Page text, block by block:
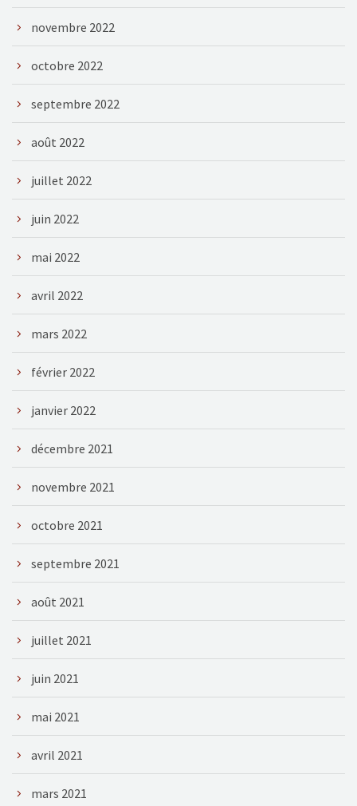
novembre 2022
octobre 2022
septembre 2022
août 2022
juillet 2022
juin 2022
mai 2022
avril 2022
mars 2022
février 2022
janvier 2022
décembre 2021
novembre 2021
octobre 2021
septembre 2021
août 2021
juillet 2021
juin 2021
mai 2021
avril 2021
mars 2021